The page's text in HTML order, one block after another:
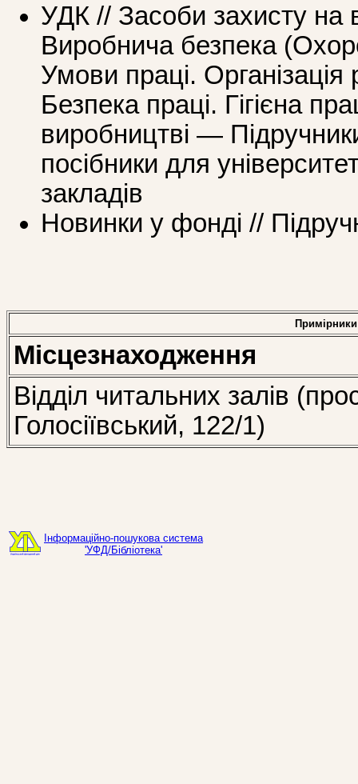
УДК // Засоби захисту на
Виробнича безпека
Умови праці. Організація
Безпека праці. Гігієна
виробництві —
посібники для
закладів
Новинки у фонді //
Примірники
Місцезнаходження
Відділ читальних залів
Голосіївський, 122/1)
Інформаційно-пошукова система
'УФД/Бібліотека'